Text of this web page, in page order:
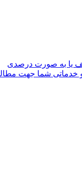
یا به صورت درصدی
و خدماتی شما جهت